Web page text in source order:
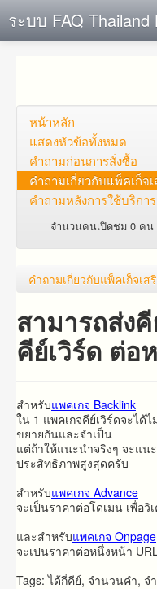
ระบบ FAQ Thailand
ตั้งคำถาม
ดูคำถาม
คุณต้องการที่จะลงทะเบียนห
หน้าหลัก
แสดงหัวข้อทั้งหมด
คำถาม​ก่อน​การ​สั่งซื้อ​
คำถาม​เกี่ยว​กับ​แพ็คเก็จ​
คำถามหลังการใช้บริการ
จำนวนคนเปิดชม 0 คน
คำถาม​เกี่ยว​กับ​แพ็คเก็จ​เส
สามารถส่ง
คีย์เวิร์ด ต่อ
สำหรับ​แพคเกจ Backlink
ใน 1 แพคเกจคีย์เวิร์ดจะได้
ขยายกันและจำเป็น
แต่ถ้าให้แนะนำจริงๆ จะแน
ประสิทธิภาพสูงสุดครับ
สำหรับแพคเกจ Advance
จะ​เป็น​ราคา​ต่อ​โดเมน​ เพื่อ
และ​สำหรับ​แพคเกจ Onpage
จะ​เปน​ราคา​ต่อ​หนึ่ง​หน้า​
Tags: ได้กี่คีย์, จำนวนคำ, จ